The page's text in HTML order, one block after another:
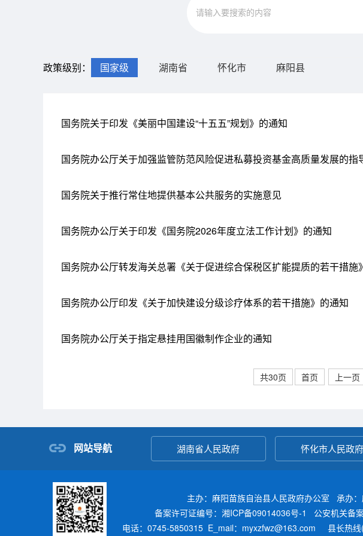
政策级别： 国家级 湖南省 怀化市 麻阳县
国务院关于印发《美丽中国建设“十五五”规划》的通知
国务院办公厅关于加强监管防范风险促进私募投资基金高质量发展的指
国务院关于推行常住地提供基本公共服务的实施意见
国务院办公厅关于印发《国务院2026年度立法工作计划》的通知
国务院办公厅转发海关总署《关于促进综合保税区扩能提质的若干措施
国务院办公厅印发《关于加快建设分级诊疗体系的若干措施》的通知
国务院办公厅关于指定悬挂用国徽制作企业的通知
共30页 首页 上一页
网站导航 湖南省人民政府 怀化市人民政府
主办：麻阳苗族自治县人民政府办公室 承办
备案许可证编号：湘ICP备09014036号-1
公安机关备
电话：0745-5850315 E_mail：myxzfwz@163.com 县长热